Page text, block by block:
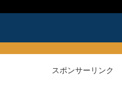
スポンサーリンク